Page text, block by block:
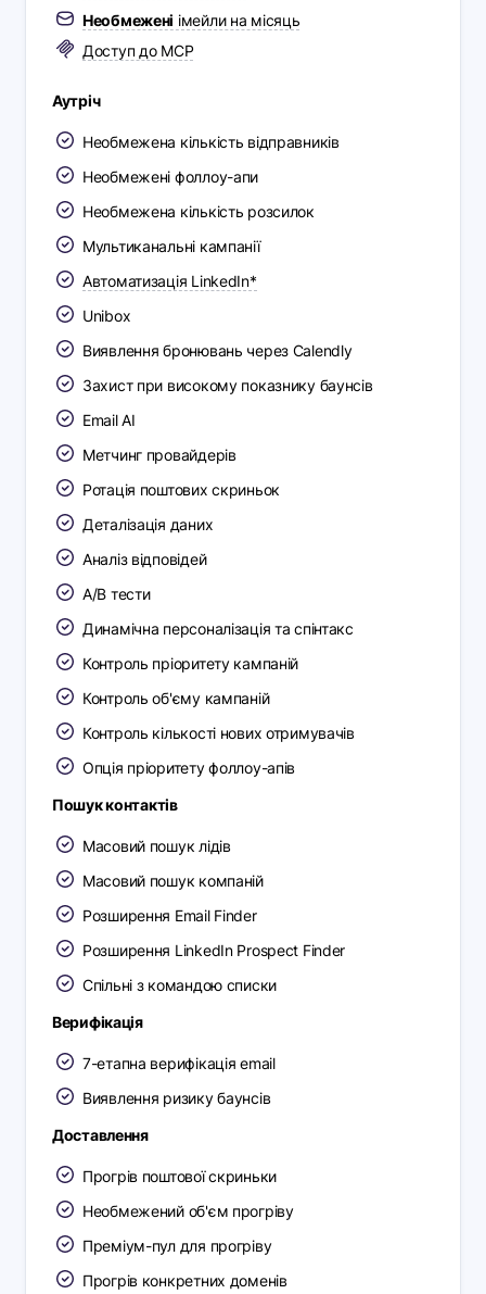
Необмежені імейли на місяць
Доступ до MCP
Аутріч
Необмежена кількість відправників
Необмежені фоллоу-апи
Необмежена кількість розсилок
Мультиканальні кампанії
Автоматизація LinkedIn*
Unibox
Виявлення бронювань через Calendly
Захист при високому показнику баунсів
Email AI
Метчинг провайдерів
Ротація поштових скриньок
Деталізація даних
Аналіз відповідей
A/B тести
Динамічна персоналізація та спінтакс
Контроль пріоритету кампаній
Контроль об'єму кампаній
Контроль кількості нових отримувачів
Опція пріоритету фоллоу-апів
Пошук контактів
Масовий пошук лідів
Масовий пошук компаній
Розширення Email Finder
Розширення LinkedIn Prospect Finder
Спільні з командою списки
Верифікація
7-етапна верифікація email
Виявлення ризику баунсів
Доставлення
Прогрів поштової скриньки
Необмежений об'єм прогріву
Преміум-пул для прогріву
Прогрів конкретних доменів